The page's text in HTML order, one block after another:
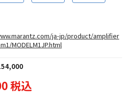
ja-jp/product/amplifier
MODELM1JP.html
税込